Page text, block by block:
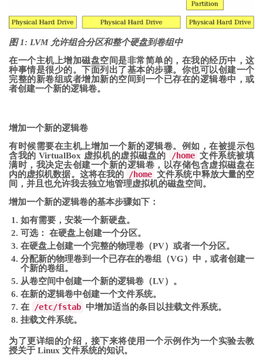
图 1: LVM 允许组合分区和整个硬盘到卷组中
在一个主机上增加磁盘空间是非常简单的，在我的经历中，这
种事情是很少的。下面列出了基本的步骤。你也可以创建一个
完整的新卷组或者增加新的空间到一个已存在的逻辑卷中，或
者创建一个新的逻辑卷。
增加一个新的逻辑卷
有时候需要在主机上增加一个新的逻辑卷。例如，在被提示包
含我的 VirtualBox 虚拟机的虚拟磁盘的
/home 文件系统被填
满时，我决定去创建一个新的逻辑卷，以存储包含虚拟磁盘在
内的虚拟机数据。这将在我的 /home 文件系统中释放大量的空
间，并且也允许我去独立地管理虚拟机的磁盘空间。
增加一个新的逻辑卷的基本步骤如下：
如有需要，安装一个新硬盘。
可选： 在硬盘上创建一个分区。
在硬盘上创建一个完整的物理卷（PV）或者一个分区。
分配新的物理卷到一个已存在的卷组（VG）中，或者创建一
个新的卷组。
从卷空间中创建一个新的逻辑卷（LV）。
在新的逻辑卷中创建一个文件系统。
在 /etc/fstab 中增加适当的条目以挂载文件系统。
挂载文件系统。
为了更详细的介绍，接下来将使用一个示例作为一个实验去教
授关于 Linux 文件系统的知识。